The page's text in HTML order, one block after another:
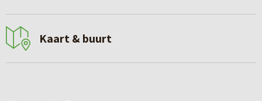
Kaart & buurt